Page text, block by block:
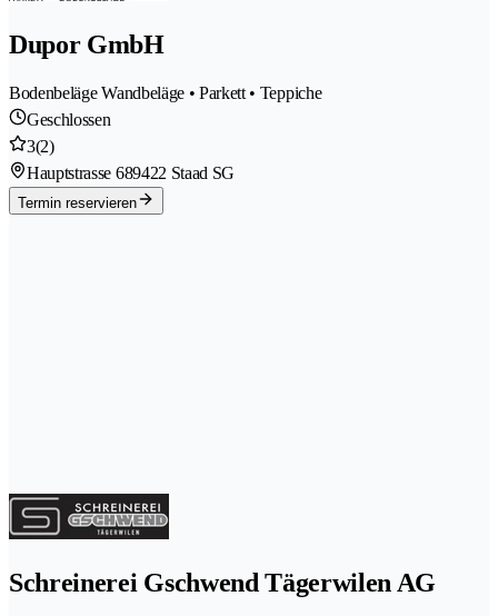
Dupor GmbH
Bodenbeläge Wandbeläge • Parkett • Teppiche
Geschlossen
3(2)
Hauptstrasse 689422 Staad SG
Termin reservieren
Schreinerei Gschwend Tägerwilen AG